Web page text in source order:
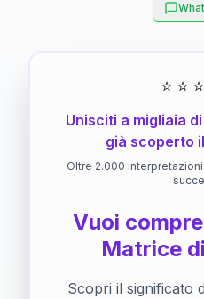
⭐ ⭐ ⭐
Unisciti a migliaia
già scoperto
Oltre 2.000
Vuoi
Matrice
Scopri il significato